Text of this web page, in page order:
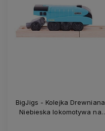
BigJigs - Kolejka Drewniana
Niebieska lokomotywa na